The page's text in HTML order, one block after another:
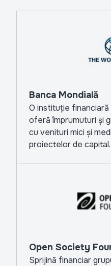
Banca Mondială
O instituție
oferă împrumuturi și
cu venituri mici și
proiectelor de capital.
Open Society
Sprijină financiar